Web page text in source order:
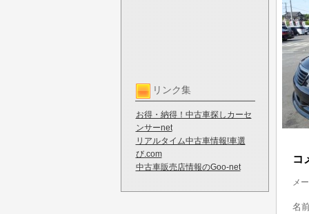
リンク集
お得・納得！中古車探しカーセ
ンサーnet
リアルタイム中古車情報!車選
び.com
中古車販売店情報のGoo-net
コ
メ
名